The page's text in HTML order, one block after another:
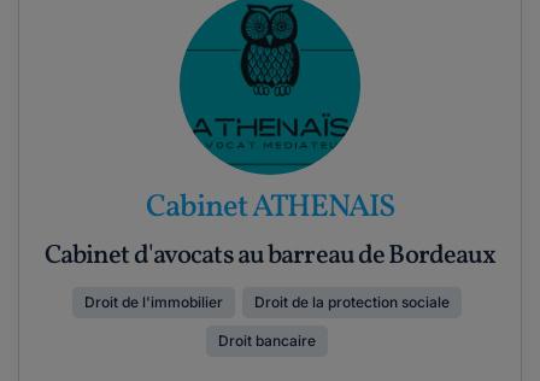
Cabinet ATHENAIS
Cabinet d'avocats au barreau de Bordeaux
Droit de l'immobilier Droit de la protection sociale
Droit bancaire